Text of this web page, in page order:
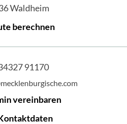
Waldheim
berechnen
91170
vereinbaren